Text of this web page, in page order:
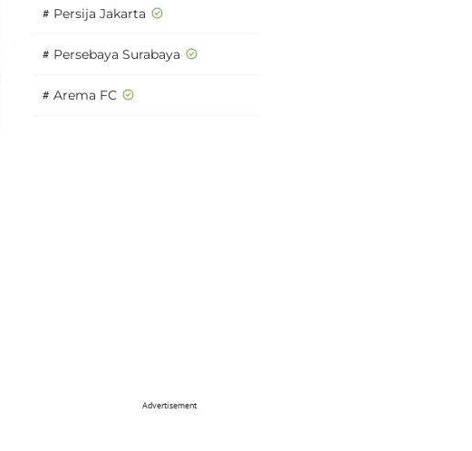
# Persija Jakarta
# Persebaya Surabaya
# Arema FC
Advertisement